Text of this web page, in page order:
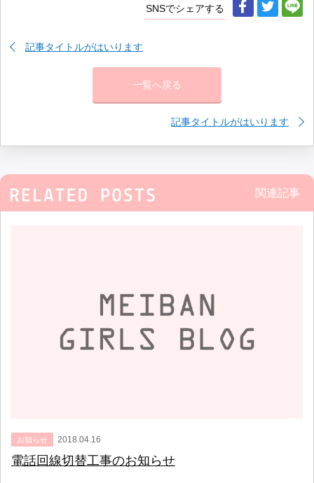
SNSでシェアする
記事タイトルがはいります
一覧へ戻る
記事タイトルがはいります
関連記事
お知らせ 2018.04.16
電話回線切替工事のお知らせ